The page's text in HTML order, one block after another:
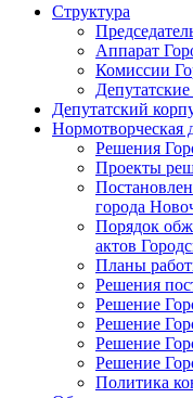
Структура
Аппарат
Комиссии
Депутатский
Нормотворческая
Решения
Проекты
города
Порядок
актов
Планы
Решения
Решение
Решение
Решение
Решение
Политика